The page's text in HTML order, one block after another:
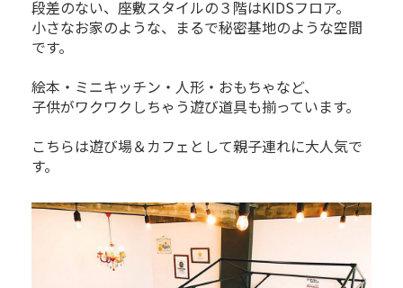
段差のない、座敷スタイルの３階はKIDSフロア。
小さなお家のような、まるで秘密基地のような空間
です。
絵本・ミニキッチン・人形・おもちゃなど、
子供がワクワクしちゃう遊び道具も揃っています。
こちらは遊び場＆カフェとして親子連れに大人気で
す。